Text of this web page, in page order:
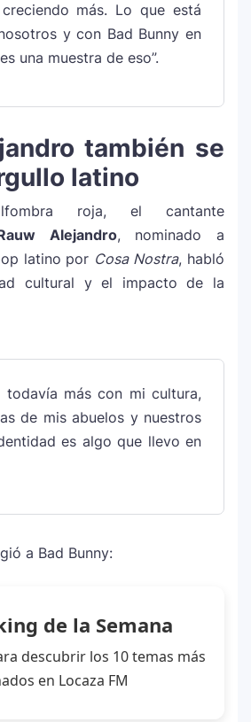
más. Lo que está
y con Bad Bunny en
una muestra de eso”.
también se
latino
roja, el cantante
Alejandro, nominado a
latino por Cosa Nostra, habló
cultural y el impacto de la
todavía más con mi cultura,
de mis abuelos y nuestros
es algo que llevo en
a Bad Bunny:
de la Semana
descubrir los 10 temas más
en Locaza FM